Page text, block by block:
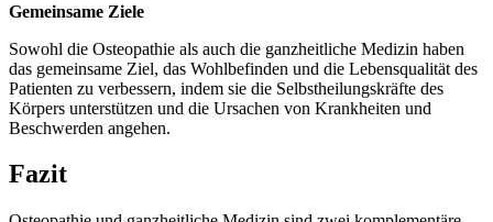
Gemeinsame Ziele
Sowohl die Osteopathie als auch die ganzheitliche Medizin haben
das gemeinsame Ziel, das Wohlbefinden und die Lebensqualität des
Patienten zu verbessern, indem sie die Selbstheilungskräfte des
Körpers unterstützen und die Ursachen von Krankheiten und
Beschwerden angehen.
Fazit